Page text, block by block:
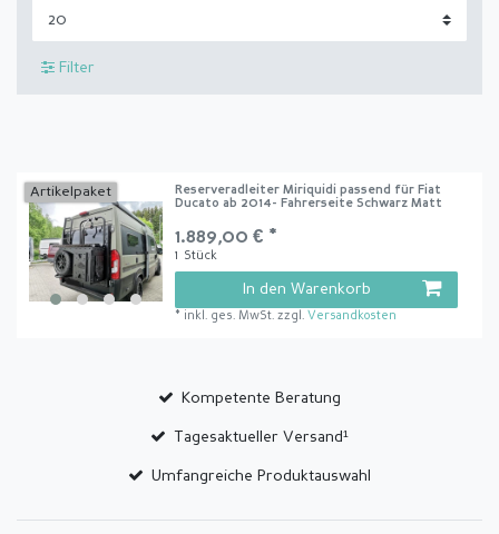
Filter
Artikelpaket
Reserveradleiter Miriquidi passend für Fiat
Ducato ab 2014- Fahrerseite Schwarz Matt
1.889,00 € *
1 Stück
In den Warenkorb
* inkl. ges. MwSt. zzgl. Versandkosten
Kompetente Beratung
Tagesaktueller Versand¹
Umfangreiche Produktauswahl